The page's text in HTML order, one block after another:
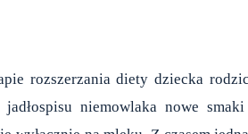
rozszerzania diety dziecka
niemowlaka nowe